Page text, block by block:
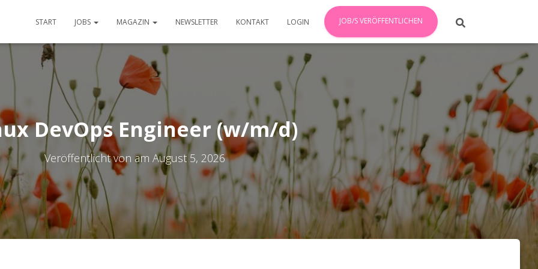
START JOBS MAGAZIN NEWSLETTER KONTAKT LOGIN JOB/S VERÖFFENTLICHEN
DevOps Engineer (w/m/d)
Veröffentlicht von am August 5, 2026